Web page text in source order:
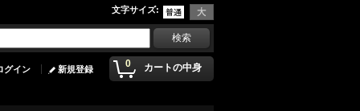
文字サイズ:
0 カートの中身
グイン 新規登録